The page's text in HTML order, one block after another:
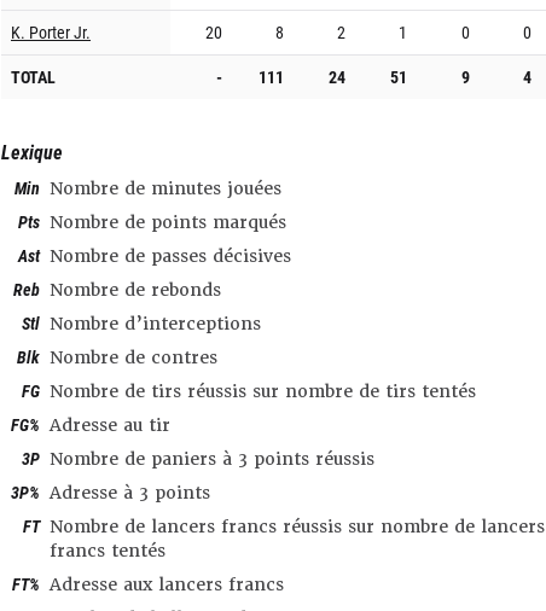
K. Porter Jr.
20 8 2 1 0 0
TOTAL
- 111 24 51 9 4
Lexique
Min Nombre de minutes jouées
Pts Nombre de points marqués
Ast Nombre de passes décisives
Reb Nombre de rebonds
Stl Nombre d’interceptions
Blk Nombre de contres
FG Nombre de tirs réussis sur nombre de tirs tentés
FG% Adresse au tir
3P Nombre de paniers à 3 points réussis
3P% Adresse à 3 points
FT Nombre de lancers francs réussis sur nombre de lancers
francs tentés
FT% Adresse aux lancers francs